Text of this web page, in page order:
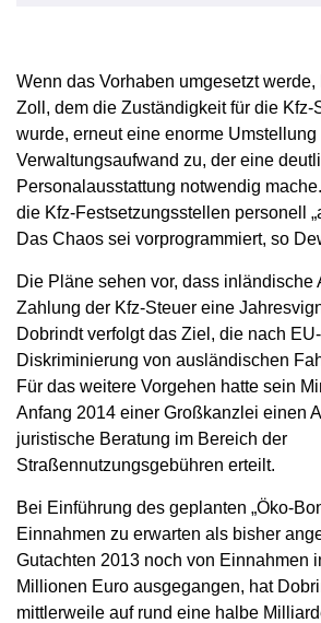
Wenn das Vorhaben umgesetzt werde,
Zoll, dem die Zuständigkeit für die Kfz-
wurde, erneut eine enorme
Verwaltungsaufwand zu, der eine
Personalausstattung notwendig
die Kfz-Festsetzungsstellen personell
Das Chaos sei vorprogrammiert, so
Die Pläne sehen vor, dass inländische
Zahlung der Kfz-Steuer eine
Dobrindt verfolgt das Ziel, die nach
Diskriminierung von ausländischen
Für das weitere Vorgehen hatte sein
Anfang 2014 einer Großkanzlei einen
juristische Beratung im Bereich der
Straßennutzungsgebühren erteilt.
Bei Einführung des geplanten „Öko-
Einnahmen zu erwarten als bisher
Gutachten 2013 noch von Einnahmen
Millionen Euro ausgegangen, hat
mittlerweile auf rund eine halbe